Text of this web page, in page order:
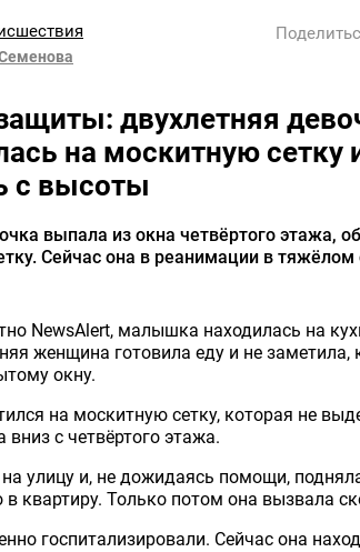
двухлетняя
на москитную сетку
с высоты
выпала из окна четвёртого этажа,
Сейчас она в реанимации в тяжёлом
NewsAlert, малышка находилась на
женщина готовила еду и не заметила,
окну.
на москитную сетку, которая не
вниз с четвёртого этажа.
улицу и, не дожидаясь помощи,
в квартиру. Только потом она вызвала
госпитализировали. Сейчас она